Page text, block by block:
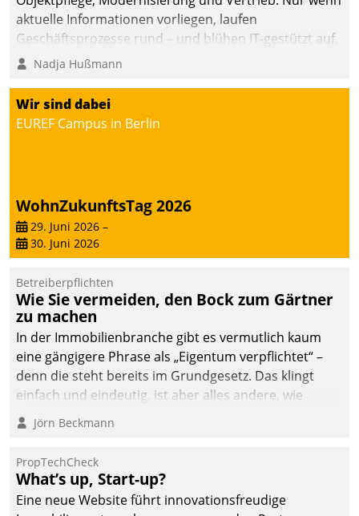
und zu verändern.
aktuelle Informationen vorliegen, laufen
Geschäftsprozesse rund – und blühen IT-gestützt auf.
Nadja Hußmann
Wir sind dabei
EUREF Campus in Berlin
WohnZukunftsTag 2026
29. Juni 2026 –
30. Juni 2026
Betreiberpflichten
Wie Sie vermeiden, den Bock zum Gärtner
zu machen
In der Immobilienbranche gibt es vermutlich kaum
eine gängigere Phrase als „Eigentum verpflichtet“ –
denn die steht bereits im Grundgesetz. Das klingt
einfach und eindeutig, ist aber alles andere, wie
Branchenbeschäftigte wissen. Denn mit der
Verantwortung folgen Verpflichtungen.
Jörn Beckmann
PropTechCheck
What’s up, Start-up?
Eine neue Website führt innovationsfreudige